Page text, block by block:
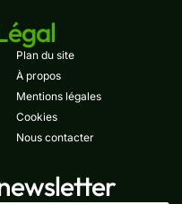
Plan du site
À propos
Mentions légales
Cookies
Nous contacter